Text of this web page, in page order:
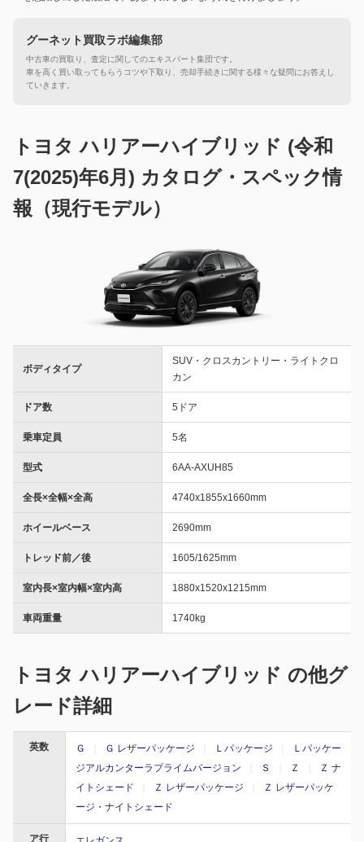
グーネット買取ラボ編集部
中古車の買取り、査定に関してのエキスパート集団です。
車を高く買い取ってもらうコツや下取り、売却手続きに関する様々な疑問にお答えし
ていきます。
トヨタ ハリアーハイブリッド (令和
7(2025)年6月) カタログ・スペック情
報（現行モデル）
ボディタイプ
SUV・クロスカントリー・ライトクロ
カン
ドア数 5ドア
乗車定員 5名
型式 6AA-AXUH85
全長×全幅×全高 4740x1855x1660mm
ホイールベース 2690mm
トレッド前／後 1605/1625mm
室内長×室内幅×室内高 1880x1520x1215mm
車両重量 1740kg
トヨタ ハリアーハイブリッド の他グ
レード詳細
英数 Ｇ Ｇ レザーパッケージ Ｌパッケージ
Ｌパッケー
ジアルカンターラプライムバージョン
Ｓ Ｚ
Ｚ ナ
イトシェード
Ｚ レザーパッケージ
Ｚ レザーパッケ
ージ・ナイトシェード
ア行